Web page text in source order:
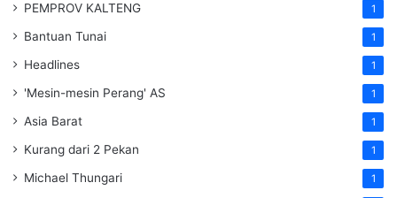
PEMPROV KALTENG 1
Bantuan Tunai 1
Headlines 1
'Mesin-mesin Perang' AS 1
Asia Barat 1
Kurang dari 2 Pekan 1
Michael Thungari 1